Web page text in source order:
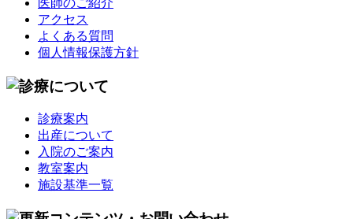
医師のご紹介
アクセス
よくある質問
個人情報保護方針
診療案内
出産について
入院のご案内
教室案内
施設基準一覧